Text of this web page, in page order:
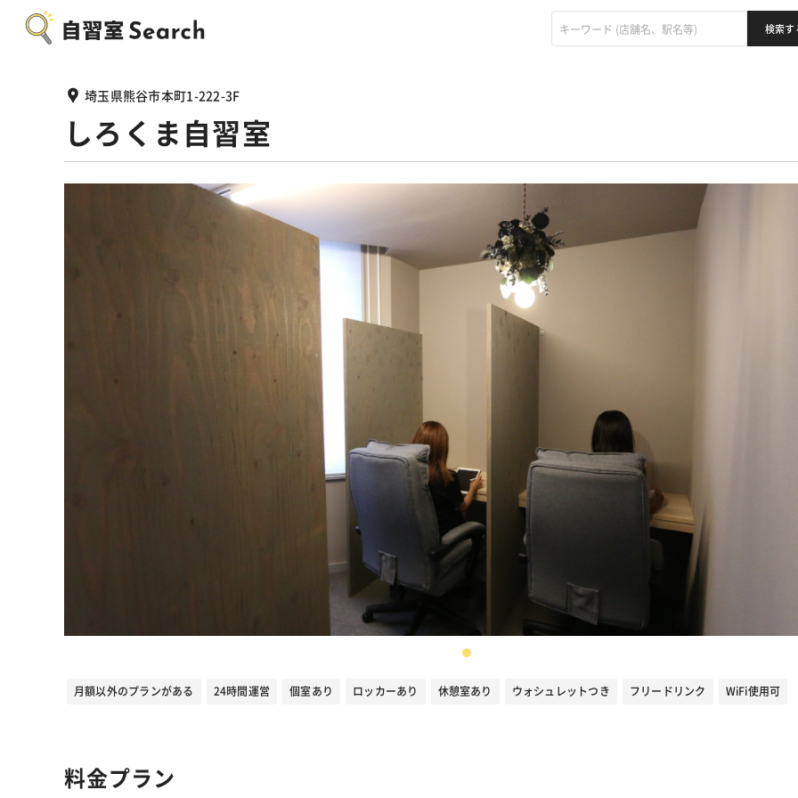
埼玉県熊谷市本町1-222-3F
しろくま自習室
月額以外のプランがある 24時間運営 個室あり ロッカーあり 休憩室あり ウォシュレットつき フリードリンク WiFi使用可
料金プラン